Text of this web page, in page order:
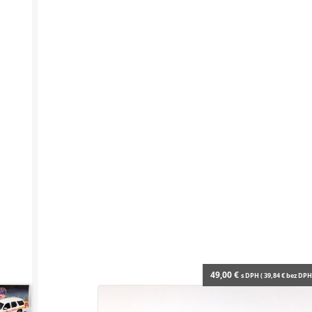
49,00€ s DPH (39,84€bez